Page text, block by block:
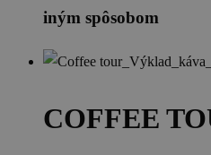
iným spôsobom
COFFEE